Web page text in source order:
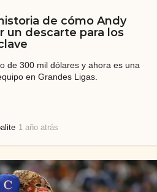
de cómo Andy
un descarte para los
de 300 mil dólares y ahora es una
en Grandes Ligas.
1 año atrás
o